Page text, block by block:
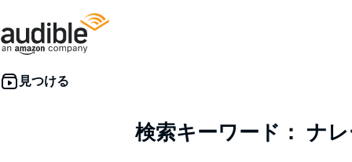
検索キーワード： ナ